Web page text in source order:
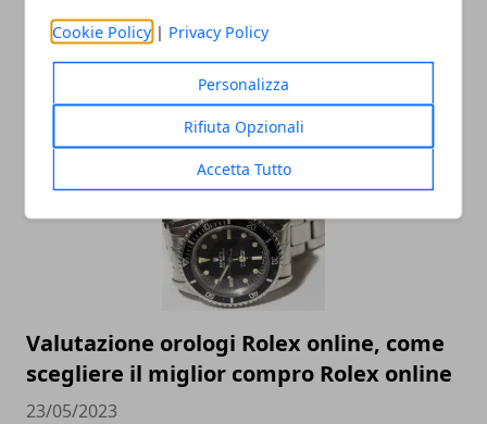
Cookie Policy | Privacy Policy
Personalizza
Rifiuta Opzionali
Accetta Tutto
automatico sta democratizzando
l’investimento
22/07/2025
Valutazione orologi Rolex online, come
scegliere il miglior compro Rolex online
23/05/2023